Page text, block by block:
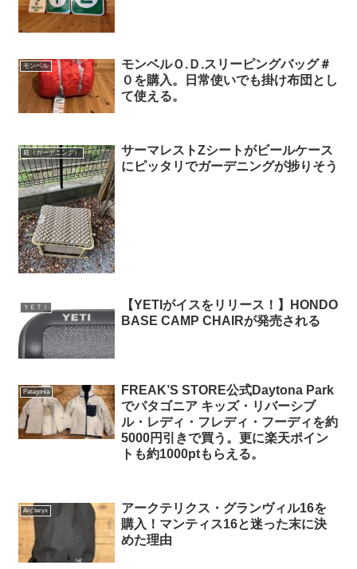
モンベル
モンベルＯ.Ｄ.スリーピングバッグ＃
０を購入。日常使いでも掛け布団とし
て使える。
庭（ガーデニング）
サーマレストZシートがビールケース
にピッタリでガーデニングが捗りそう
ＹＥＴＩ
【YETIがイスをリリース！】HONDO
BASE CAMP CHAIRが発売される
Patagonia
FREAK’S STORE公式Daytona Park
でパタゴニア キッズ・リバーシブ
ル・レディ・フレディ・フーディを約
5000円引きで買う。更に楽天ポイン
トも約1000ptもらえる。
Arc'teryx
アークテリクス・グランヴィル16を
購入！マンティス16と迷った末に決
めた理由